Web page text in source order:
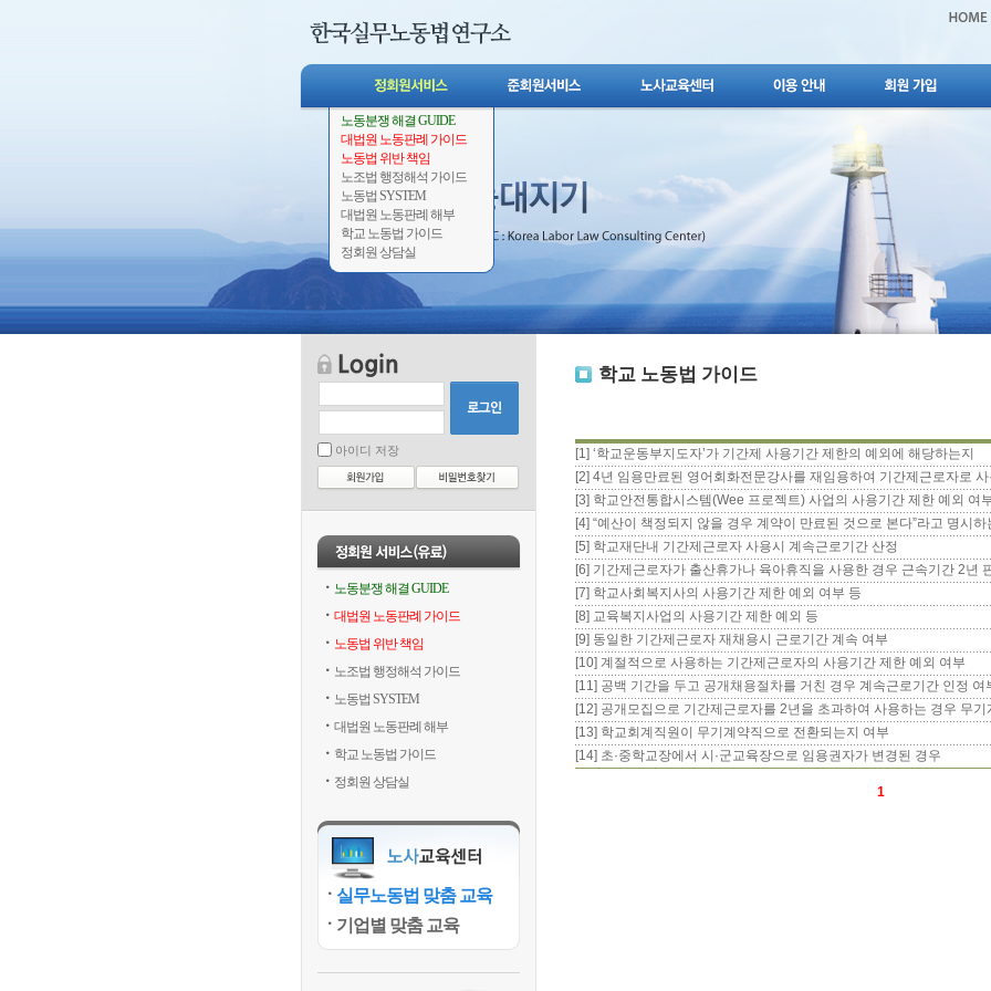
노동분쟁 해결 GUIDE
대법원 노동판례 가이드
노동법 위반 책임
노조법 행정해석 가이드
노동법 SYSTEM
대법원 노동판례 해부
학교 노동법 가이드
정회원 상담실
아이디 저장
노동분쟁 해결 GUIDE
대법원 노동판례 가이드
노동법 위반 책임
노조법 행정해석 가이드
노동법 SYSTEM
대법원 노동판례 해부
학교 노동법 가이드
정회원 상담실
실무노동법 맞춤 교육
기업별 맞춤 교육
학교 노동법 가이드
[1] ‘학교운동부지도자’가 기간제 사용기간 제한의 예외에 해당하는지
[2] 4년 임용만료된 영어회화전문강사를 재임용하여 기간제근로자로 사
[3] 학교안전통합시스템(Wee 프로젝트) 사업의 사용기간 제한 예외 여
[4] “예산이 책정되지 않을 경우 계약이 만료된 것으로 본다”라고 명시하
[5] 학교재단내 기간제근로자 사용시 계속근로기간 산정
[6] 기간제근로자가 출산휴가나 육아휴직을 사용한 경우 근속기간 2년
[7] 학교사회복지사의 사용기간 제한 예외 여부 등
[8] 교육복지사업의 사용기간 제한 예외 등
[9] 동일한 기간제근로자 재채용시 근로기간 계속 여부
[10] 계절적으로 사용하는 기간제근로자의 사용기간 제한 예외 여부
[11] 공백 기간을 두고 공개채용절차를 거친 경우 계속근로기간 인정 여
[12] 공개모집으로 기간제근로자를 2년을 초과하여 사용하는 경우 무기
[13] 학교회계직원이 무기계약직으로 전환되는지 여부
[14] 초·중학교장에서 시·군교육장으로 임용권자가 변경된 경우
1